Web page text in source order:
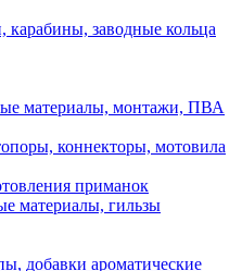
карабины, заводные кольца
материалы, монтажи, ПВА
коннекторы, мотовила
приманок
материалы, гильзы
добавки ароматические